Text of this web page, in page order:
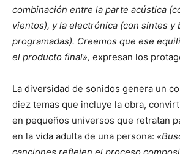
combinación entre la parte acústica
vientos), y la electrónica (con sintes y
programadas). Creemos que ese
el producto final», expresan los
La diversidad de sonidos genera un
diez temas que incluye la obra,
en pequeños universos que retratan
en la vida adulta de una persona: